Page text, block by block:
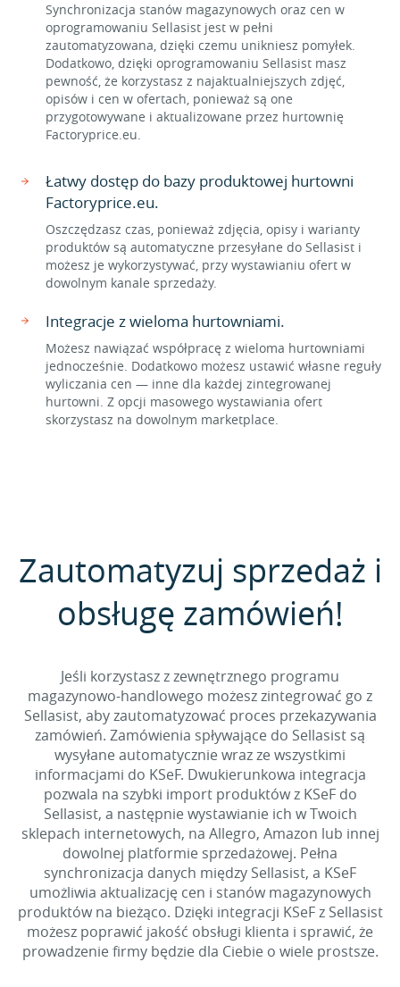
Synchronizacja stanów magazynowych oraz cen w
oprogramowaniu Sellasist jest w pełni
zautomatyzowana, dzięki czemu unikniesz pomyłek.
Dodatkowo, dzięki oprogramowaniu Sellasist masz
pewność, że korzystasz z najaktualniejszych zdjęć,
opisów i cen w ofertach, ponieważ są one
przygotowywane i aktualizowane przez hurtownię
Factoryprice.eu.
Łatwy dostęp do bazy produktowej hurtowni
Factoryprice.eu.
Oszczędzasz czas, ponieważ zdjęcia, opisy i warianty
produktów są automatyczne przesyłane do Sellasist i
możesz je wykorzystywać, przy wystawianiu ofert w
dowolnym kanale sprzedaży.
Integracje z wieloma hurtowniami.
Możesz nawiązać współpracę z wieloma hurtowniami
jednocześnie. Dodatkowo możesz ustawić własne reguły
wyliczania cen — inne dla każdej zintegrowanej
hurtowni. Z opcji masowego wystawiania ofert
skorzystasz na dowolnym marketplace.
Zautomatyzuj sprzedaż i
obsługę zamówień!
Jeśli korzystasz z zewnętrznego programu
magazynowo-handlowego możesz zintegrować go z
Sellasist, aby zautomatyzować proces przekazywania
zamówień. Zamówienia spływające do Sellasist są
wysyłane automatycznie wraz ze wszystkimi
informacjami do KSeF. Dwukierunkowa integracja
pozwala na szybki import produktów z KSeF do
Sellasist, a następnie wystawianie ich w Twoich
sklepach internetowych, na Allegro, Amazon lub innej
dowolnej platformie sprzedażowej. Pełna
synchronizacja danych między Sellasist, a KSeF
umożliwia aktualizację cen i stanów magazynowych
produktów na bieżąco. Dzięki integracji KSeF z Sellasist
możesz poprawić jakość obsługi klienta i sprawić, że
prowadzenie firmy będzie dla Ciebie o wiele prostsze.